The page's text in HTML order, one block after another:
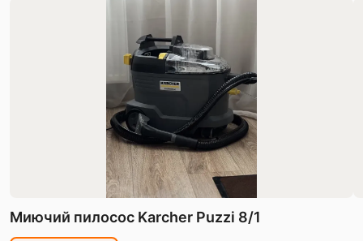
Миючий пилосос Karcher Puzzi 8/1